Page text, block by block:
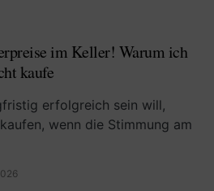
im Keller! Warum ich
kaufe
erfolgreich sein will,
wenn die Stimmung am